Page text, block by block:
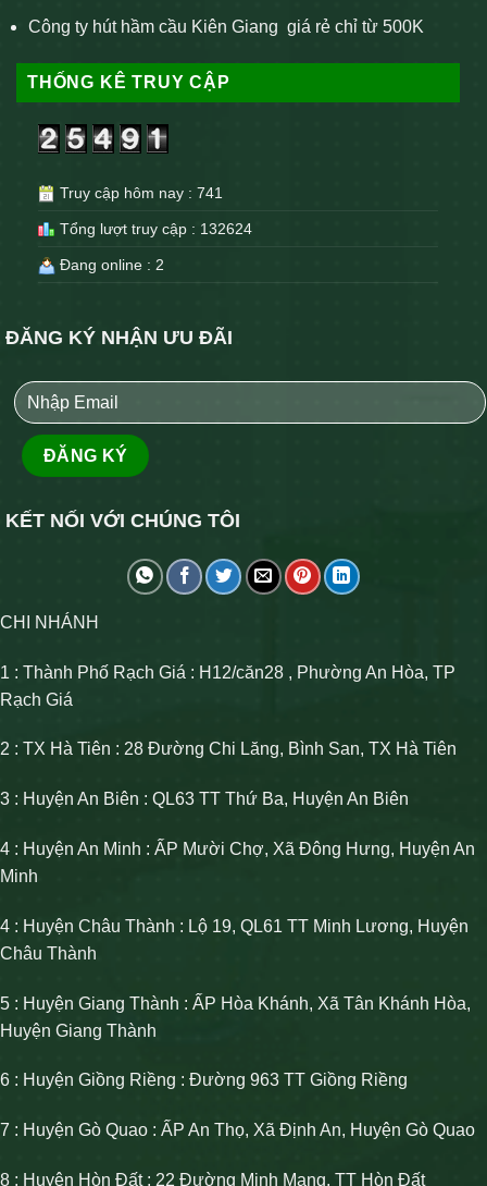
Công ty hút hầm cầu Kiên Giang giá rẻ chỉ từ 500K
THỐNG KÊ TRUY CẬP
Truy cập hôm nay : 741
Tổng lượt truy cập : 132624
Đang online : 2
ĐĂNG KÝ NHẬN ƯU ĐÃI
KẾT NỐI VỚI CHÚNG TÔI
CHI NHÁNH
1 : Thành Phố Rạch Giá : H12/căn28 , Phường An Hòa, TP
Rạch Giá
2 : TX Hà Tiên : 28 Đường Chi Lăng, Bình San, TX Hà Tiên
3 : Huyện An Biên : QL63 TT Thứ Ba, Huyện An Biên
4 : Huyện An Minh : ẤP Mười Chợ, Xã Đông Hưng, Huyện An
Minh
4 : Huyện Châu Thành : Lộ 19, QL61 TT Minh Lương, Huyện
Châu Thành
5 : Huyện Giang Thành : ẤP Hòa Khánh, Xã Tân Khánh Hòa,
Huyện Giang Thành
6 : Huyện Giồng Riềng : Đường 963 TT Giồng Riềng
7 : Huyện Gò Quao : ẤP An Thọ, Xã Định An, Huyện Gò Quao
8 : Huyện Hòn Đất : 22 Đường Minh Mạng, TT Hòn Đất